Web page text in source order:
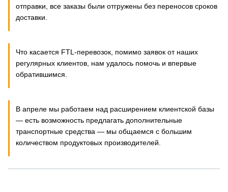
отправки, все заказы были отгружены без переносов сроков
доставки.
Что касается FTL-перевозок, помимо заявок от наших
регулярных клиентов, нам удалось помочь и впервые
обратившимся.
В апреле мы работаем над расширением клиентской базы
— есть возможность предлагать дополнительные
транспортные средства — мы общаемся с большим
количеством продуктовых производителей.